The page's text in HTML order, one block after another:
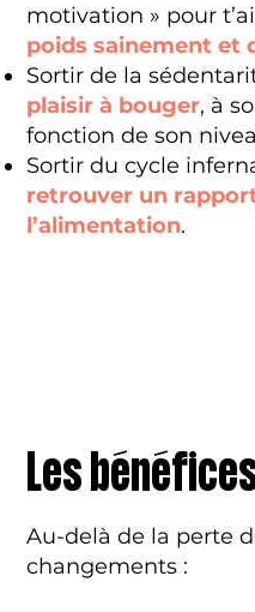
motivation » pour
poids sainement et
Sortir de la
plaisir à bouger, à
fonction de son
Sortir du cycle
retrouver un
l’alimentation.
Les
Au-delà de la perte
changements :